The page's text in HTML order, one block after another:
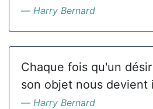
Harry Bernard
Chaque fois qu'un
son objet nous devient
Harry Bernard